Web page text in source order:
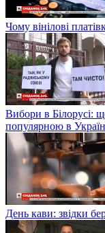
Чому вінілові
Вибори в Білорусі:
популярною в
День кави: звідки